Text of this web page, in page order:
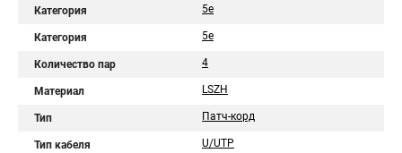
Категория 5e
Категория 5е
Количество пар 4
Материал LSZH
Тип Патч-корд
Тип кабеля U/UTP